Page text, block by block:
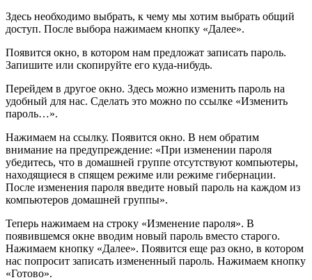
Здесь необходимо выбрать, к чему мы хотим выбрать общий
доступ. После выбора нажимаем кнопку «Далее».
Появится окно, в котором нам предложат записать пароль.
Запишите или скопируйте его куда-нибудь.
Перейдем в другое окно. Здесь можно изменить пароль на
удобный для нас. Сделать это можно по ссылке «Изменить
пароль…».
Нажимаем на ссылку. Появится окно. В нем обратим
внимание на предупреждение: «При изменении пароля
убедитесь, что в домашней группе отсутствуют компьютеры,
находящиеся в спящем режиме или режиме гибернации.
После изменения пароля введите новый пароль на каждом из
компьютеров домашней группы».
Теперь нажимаем на строку «Изменение пароля». В
появившемся окне вводим новый пароль вместо старого.
Нажимаем кнопку «Далее». Появится еще раз окно, в котором
нас попросит записать измененный пароль. Нажимаем кнопку
«Готово».